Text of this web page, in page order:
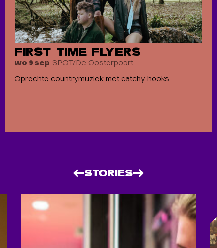
FIRST TIME FLYERS
wo 9 sep SPOT/De Oosterpoort
Oprechte countrymuziek met catchy hooks
STORIES